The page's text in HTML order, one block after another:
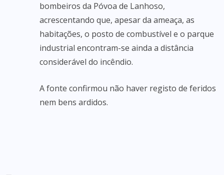
bombeiros da Póvoa de Lanhoso,
acrescentando que, apesar da ameaça, as
habitações, o posto de combustível e o parque
industrial encontram-se ainda a distância
considerável do incêndio.
A fonte confirmou não haver registo de feridos
nem bens ardidos.